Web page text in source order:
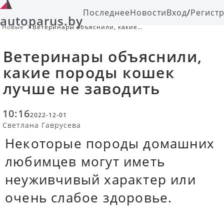
autoparus.byПоследнееНовостиВход/
Новые
Ветеринары объяснили, какие
Ветеринары объяснили,
какие породы кошек
лучше не заводить
10:162022-12-01
Светлана Гаврусева
Некоторые породы домашних
любимцев могут иметь
неуживчивый характер или
очень слабое здоровье.